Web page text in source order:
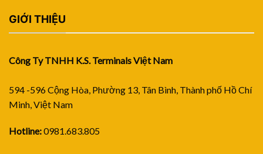
GIỚI THIỆU
Công Ty TNHH K.S. Terminals Việt Nam
594 -596 Cộng Hòa, Phường 13, Tân Bình, Thành phố Hồ Chí
Minh, Việt Nam
Hotline:0981.683.805